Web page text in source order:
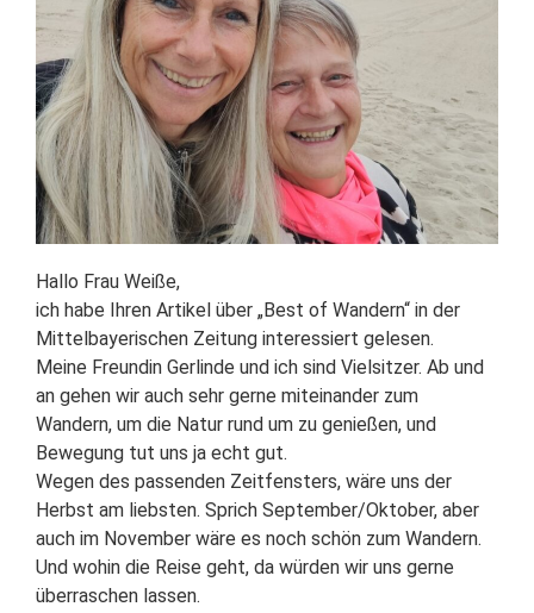
Hallo Frau Weiße,
ich habe Ihren Artikel über „Best of Wandern“ in der
Mittelbayerischen Zeitung interessiert gelesen.
Meine Freundin Gerlinde und ich sind Vielsitzer. Ab und
an gehen wir auch sehr gerne miteinander zum
Wandern, um die Natur rund um zu genießen, und
Bewegung tut uns ja echt gut.
Wegen des passenden Zeitfensters, wäre uns der
Herbst am liebsten. Sprich September/Oktober, aber
auch im November wäre es noch schön zum Wandern.
Und wohin die Reise geht, da würden wir uns gerne
überraschen lassen.